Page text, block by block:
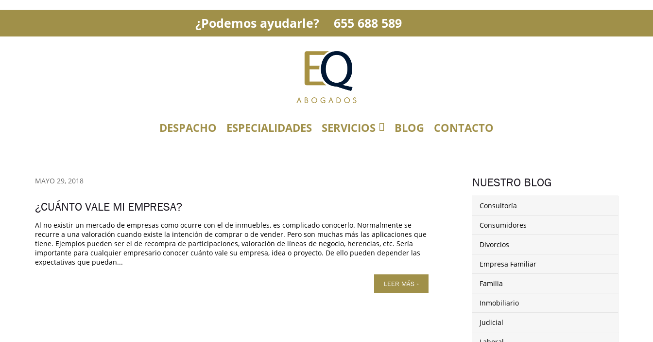
¿Podemos ayudarle? 655 688 589
DESPACHO ESPECIALIDADES SERVICIOS BLOG CONTACTO
MAYO 29, 2018
¿CUÁNTO VALE MI EMPRESA?
Al no existir un mercado de empresas como ocurre con el de inmuebles, es complicado conocerlo. Normalmente se
recurre a una valoración cuando existe la intención de comprar o de vender. Pero son muchas más las aplicaciones que
tiene. Ejemplos pueden ser el de recompra de participaciones, valoración de líneas de negocio, herencias, etc. Sería
importante para cualquier empresario conocer cuánto vale su empresa, idea o proyecto. De ello pueden depender las
expectativas que puedan...
LEER MÁS »
NUESTRO BLOG
Consultoría
Consumidores
Divorcios
Empresa Familiar
Familia
Inmobiliario
Judicial